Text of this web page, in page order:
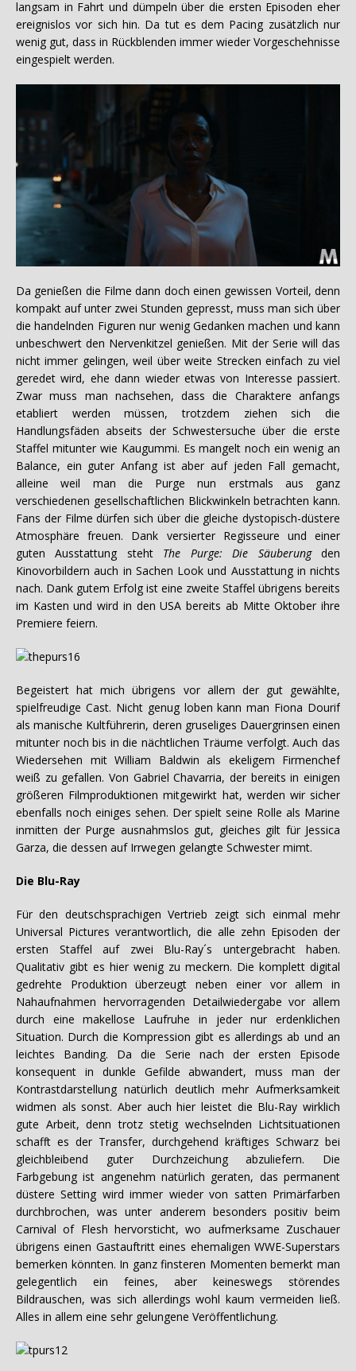
langsam in Fahrt und dümpeln über die ersten Episoden eher
ereignislos vor sich hin. Da tut es dem Pacing zusätzlich nur
wenig gut, dass in Rückblenden immer wieder Vorgeschehnisse
eingespielt werden.
Da genießen die Filme dann doch einen gewissen Vorteil, denn
kompakt auf unter zwei Stunden gepresst, muss man sich über
die handelnden Figuren nur wenig Gedanken machen und kann
unbeschwert den Nervenkitzel genießen. Mit der Serie will das
nicht immer gelingen, weil über weite Strecken einfach zu viel
geredet wird, ehe dann wieder etwas von Interesse passiert.
Zwar muss man nachsehen, dass die Charaktere anfangs
etabliert werden müssen, trotzdem ziehen sich die
Handlungsfäden abseits der Schwestersuche über die erste
Staffel mitunter wie Kaugummi. Es mangelt noch ein wenig an
Balance, ein guter Anfang ist aber auf jeden Fall gemacht,
alleine weil man die Purge nun erstmals aus ganz
verschiedenen gesellschaftlichen Blickwinkeln betrachten kann.
Fans der Filme dürfen sich über die gleiche dystopisch-düstere
Atmosphäre freuen. Dank versierter Regisseure und einer
guten Ausstattung steht The Purge: Die Säuberungden
Kinovorbildern auch in Sachen Look und Ausstattung in nichts
nach. Dank gutem Erfolg ist eine zweite Staffel übrigens bereits
im Kasten und wird in den USA bereits ab Mitte Oktober ihre
Premiere feiern.
Begeistert hat mich übrigens vor allem der gut gewählte,
spielfreudige Cast. Nicht genug loben kann man Fiona Dourif
als manische Kultführerin, deren gruseliges Dauergrinsen einen
mitunter noch bis in die nächtlichen Träume verfolgt. Auch das
Wiedersehen mit William Baldwin als ekeligem Firmenchef
weiß zu gefallen. Von Gabriel Chavarria, der bereits in einigen
größeren Filmproduktionen mitgewirkt hat, werden wir sicher
ebenfalls noch einiges sehen. Der spielt seine Rolle als Marine
inmitten der Purge ausnahmslos gut, gleiches gilt für Jessica
Garza, die dessen auf Irrwegen gelangte Schwester mimt.
Die Blu-Ray
Für den deutschsprachigen Vertrieb zeigt sich einmal mehr
Universal Pictures verantwortlich, die alle zehn Episoden der
ersten Staffel auf zwei Blu-Ray´s untergebracht haben.
Qualitativ gibt es hier wenig zu meckern. Die komplett digital
gedrehte Produktion überzeugt neben einer vor allem in
Nahaufnahmen hervorragenden Detailwiedergabe vor allem
durch eine makellose Laufruhe in jeder nur erdenklichen
Situation. Durch die Kompression gibt es allerdings ab und an
leichtes Banding. Da die Serie nach der ersten Episode
konsequent in dunkle Gefilde abwandert, muss man der
Kontrastdarstellung natürlich deutlich mehr Aufmerksamkeit
widmen als sonst. Aber auch hier leistet die Blu-Ray wirklich
gute Arbeit, denn trotz stetig wechselnden Lichtsituationen
schafft es der Transfer, durchgehend kräftiges Schwarz bei
gleichbleibend guter Durchzeichung abzuliefern. Die
Farbgebung ist angenehm natürlich geraten, das permanent
düstere Setting wird immer wieder von satten Primärfarben
durchbrochen, was unter anderem besonders positiv beim
Carnival of Flesh hervorsticht, wo aufmerksame Zuschauer
übrigens einen Gastauftritt eines ehemaligen WWE-Superstars
bemerken könnten. In ganz finsteren Momenten bemerkt man
gelegentlich ein feines, aber keineswegs störendes
Bildrauschen, was sich allerdings wohl kaum vermeiden ließ.
Alles in allem eine sehr gelungene Veröffentlichung.